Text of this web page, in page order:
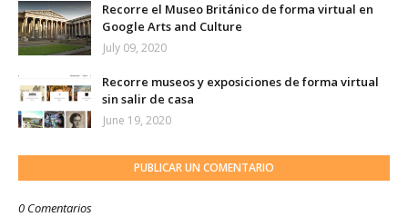
Recorre el Museo Británico de forma virtual en
Google Arts and Culture
July 09, 2020
Recorre museos y exposiciones de forma virtual
sin salir de casa
June 19, 2020
PUBLICAR UN COMENTARIO
0 Comentarios